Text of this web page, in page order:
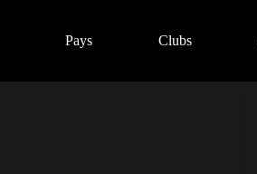
Pays Clubs